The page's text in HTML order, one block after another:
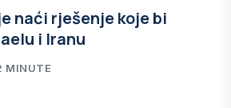
naći rješenje koje bi
i Iranu
MINUTE